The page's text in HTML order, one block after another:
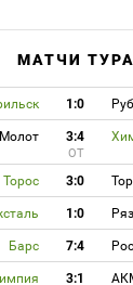
МАТЧИ ТУРА
1:0
Молот 3:4
ОТ
Торос 3:0
1:0
Барс 7:4
3:1